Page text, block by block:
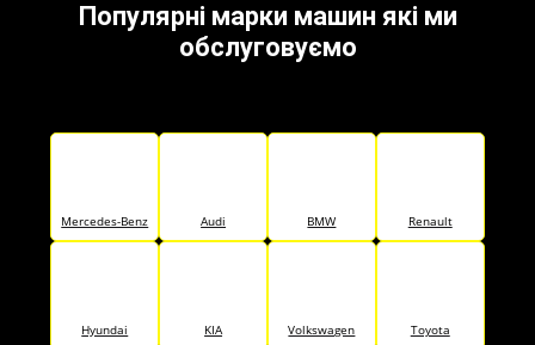
Популярні марки машин які ми
обслуговуємо
Mercedes-Benz Audi BMW Renault
Hyundai KIA Volkswagen Toyota